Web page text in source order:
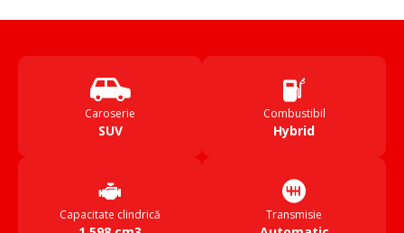
Caroserie
SUV
Combustibil
Hybrid
Capacitate clindrică Transmisie